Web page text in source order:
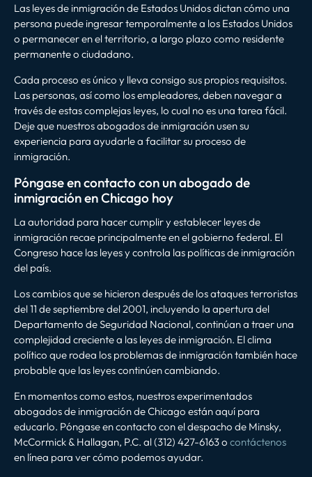
Las leyes de inmigración de Estados Unidos dictan cómo una
persona puede ingresar temporalmente a los Estados Unidos
o permanecer en el territorio, a largo plazo como residente
permanente o ciudadano.
Cada proceso es único y lleva consigo sus propios requisitos.
Las personas, así como los empleadores, deben navegar a
través de estas complejas leyes, lo cual no es una tarea fácil.
Deje que nuestros abogados de inmigración usen su
experiencia para ayudarle a facilitar su proceso de
inmigración.
Póngase en contacto con un abogado de
inmigración en Chicago hoy
La autoridad para hacer cumplir y establecer leyes de
inmigración recae principalmente en el gobierno federal. El
Congreso hace las leyes y controla las políticas de inmigración
del país.
Los cambios que se hicieron después de los ataques terroristas
del 11 de septiembre del 2001, incluyendo la apertura del
Departamento de Seguridad Nacional, continúan a traer una
complejidad creciente a las leyes de inmigración. El clima
político que rodea los problemas de inmigración también hace
probable que las leyes continúen cambiando.
En momentos como estos, nuestros experimentados
abogados de inmigración de Chicago están aquí para
educarlo. Póngase en contacto con el despacho de Minsky,
McCormick & Hallagan, P.C. al (312) 427-6163 o contáctenos
en línea para ver cómo podemos ayudar.